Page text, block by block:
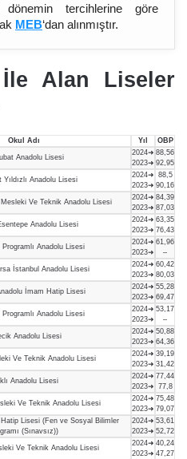
tercihlerine göre
MEB‘dan alınmıştır.
Alan Liseler
Okul Adı Yıl OBP
Anadolu Lisesi
2024➜
2023➜
88,56
92,95
Yıldızlı Anadolu Lisesi
2024➜
2023➜
88,5
90,16
Ve Teknik Anadolu Lisesi
2024➜
2023➜
84,39
87,03
Anadolu Lisesi
2024➜
2023➜
63,35
76,43
Programlı Anadolu Lisesi
2024➜
2023➜
61,96
–
İstanbul Anadolu Lisesi
2024➜
2023➜
60,42
80,03
İmam Hatip Lisesi
2024➜
2023➜
55,28
69,47
Programlı Anadolu Lisesi
2024➜
2023➜
53,17
–
Anadolu Lisesi
2024➜
2023➜
50,88
64,36
Ve Teknik Anadolu Lisesi
2024➜
2023➜
39,19
31,42
Anadolu Lisesi
2024➜
2023➜
77,44
77,8
Ve Teknik Anadolu Lisesi
2024➜
2023➜
75,48
79,07
Lisesi (Fen ve Sosyal Bilimler
(Sınavsız))
2024➜
2023➜
53,61
52,72
Ve Teknik Anadolu Lisesi
2024➜
2023➜
40,24
47,27